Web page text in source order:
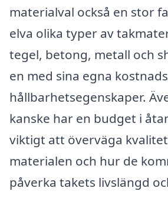
materialval också en stor
elva olika typer av
tegel, betong, metall och
en med sina egna
hållbarhetsegenskaper.
kanske har en budget i
viktigt att överväga
materialen och hur de
påverka takets livslängd